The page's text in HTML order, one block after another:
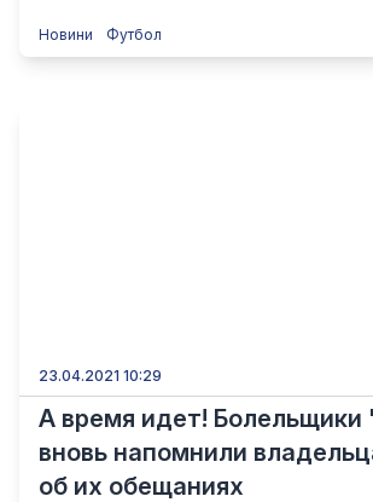
Новини Футбол
23.04.2021 10:29
А время идет!
вновь напомнили
об их обещаниях